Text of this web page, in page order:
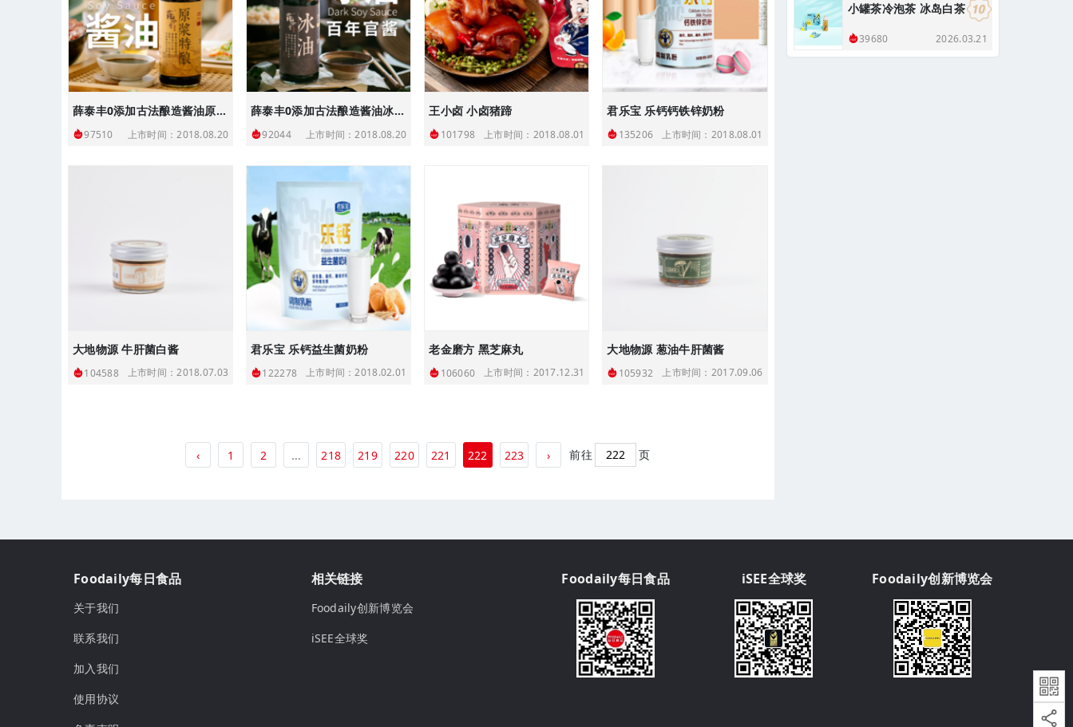
薛泰丰0添加古法酿造酱油原浆特酿生抽
97510 上市时间：2018.08.20
薛泰丰0添加古法酿造酱油冰油老抽
92044 上市时间：2018.08.20
王小卤 小卤猪蹄
101798 上市时间：2018.08.01
君乐宝 乐钙钙铁锌奶粉
135206 上市时间：2018.08.01
大地物源 牛肝菌白酱
104588 上市时间：2018.07.03
君乐宝 乐钙益生菌奶粉
122278 上市时间：2018.02.01
老金磨方 黑芝麻丸
106060 上市时间：2017.12.31
大地物源 葱油牛肝菌酱
105932 上市时间：2017.09.06
‹ 1 2 ... 218 219 220 221 222 223 › 前往 页
小罐茶冷泡茶 冰岛白茶
39680 2026.03.21
Foodaily每日食品
关于我们
联系我们
加入我们
使用协议
相关链接
Foodaily创新博览会
iSEE全球奖
Foodaily每日食品 iSEE全球奖 Foodaily创新博览会